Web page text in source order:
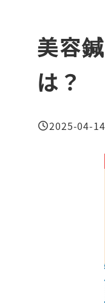
美容
は？
投稿日
2025-04-14